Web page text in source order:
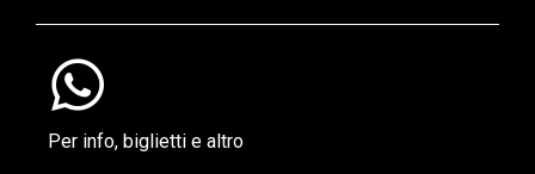
Per info, biglietti e altro